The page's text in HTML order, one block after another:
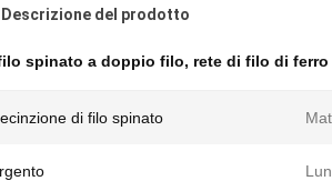
Descrizione del prodotto
spinato a doppio filo, rete di filo di
di filo spinato